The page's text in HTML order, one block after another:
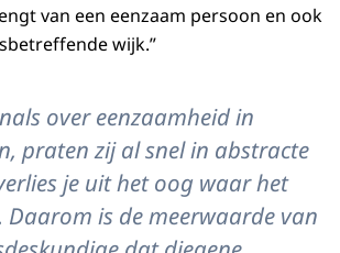
van een eenzaam persoon en ook
wijk.”
over eenzaamheid in
praten zij al snel in abstracte
je uit het oog waar het
Daarom is de meerwaarde van